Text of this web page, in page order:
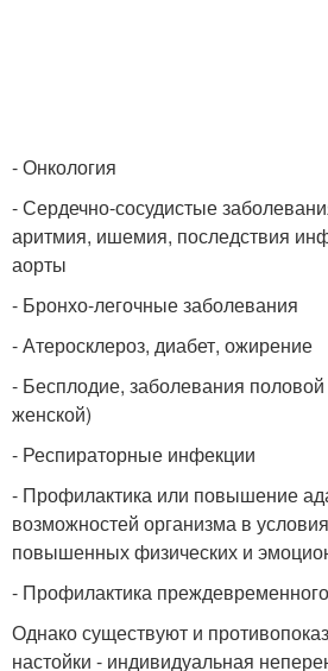
- Онкология
- Сердечно-сосудистые
аритмия, ишемия, последствия
аорты
- Бронхо-легочные заболевания
- Атеросклероз, диабет, ожирение
- Бесплодие, заболевания
женской)
- Респираторные инфекции
- Профилактика или повышение
возможностей организма в
повышенных физических и
- Профилактика
Однако существуют и
настойки - индивидуальная